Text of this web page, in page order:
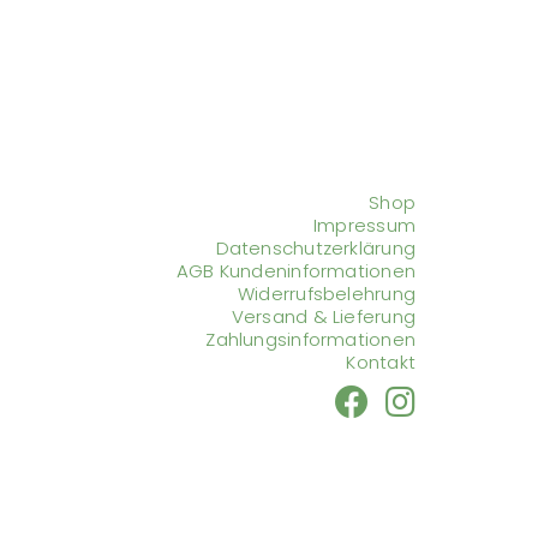
Shop
Impressum
Datenschutzerklärung
AGB Kundeninformationen
Widerrufsbelehrung
Versand & Lieferung
Zahlungsinformationen
Kontakt